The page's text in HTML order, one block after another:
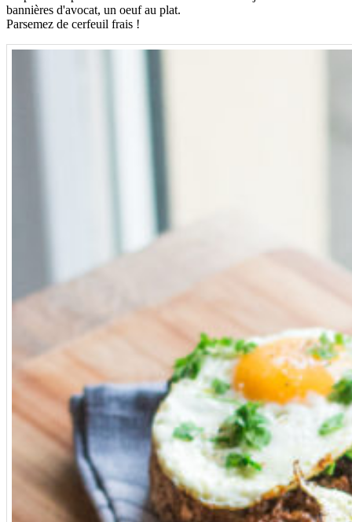
bannières d'avocat, un oeuf au plat.
Parsemez de cerfeuil frais !